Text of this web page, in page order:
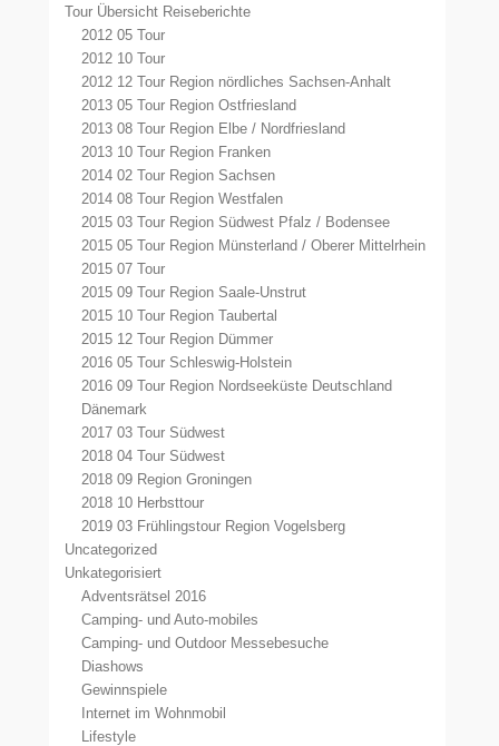
Tour Übersicht Reiseberichte
2012 05 Tour
2012 10 Tour
2012 12 Tour Region nördliches Sachsen-Anhalt
2013 05 Tour Region Ostfriesland
2013 08 Tour Region Elbe / Nordfriesland
2013 10 Tour Region Franken
2014 02 Tour Region Sachsen
2014 08 Tour Region Westfalen
2015 03 Tour Region Südwest Pfalz / Bodensee
2015 05 Tour Region Münsterland / Oberer Mittelrhein
2015 07 Tour
2015 09 Tour Region Saale-Unstrut
2015 10 Tour Region Taubertal
2015 12 Tour Region Dümmer
2016 05 Tour Schleswig-Holstein
2016 09 Tour Region Nordseeküste Deutschland
Dänemark
2017 03 Tour Südwest
2018 04 Tour Südwest
2018 09 Region Groningen
2018 10 Herbsttour
2019 03 Frühlingstour Region Vogelsberg
Uncategorized
Unkategorisiert
Adventsrätsel 2016
Camping- und Auto-mobiles
Camping- und Outdoor Messebesuche
Diashows
Gewinnspiele
Internet im Wohnmobil
Lifestyle